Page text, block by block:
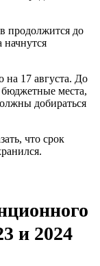
продолжится до
начнутся
на 17 августа. До
места,
добираться
что срок
и 2024